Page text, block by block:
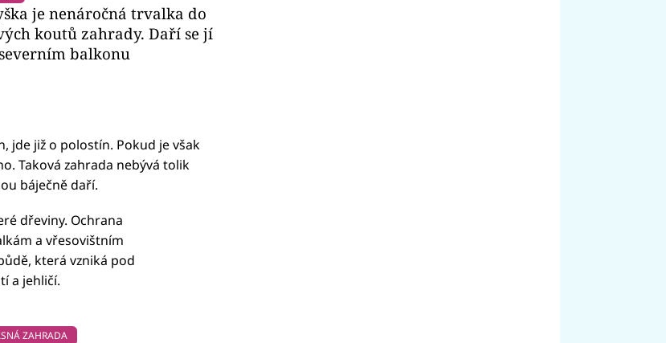
je nenáročná trvalka do
koutů zahrady. Daří se jí
balkonu
jde již o polostín. Pokud je však
Taková zahrada nebývá tolik
báječně daří.
dřeviny. Ochrana
a vřesovištním
která vzniká pod
a jehličí.
ZAHRADA